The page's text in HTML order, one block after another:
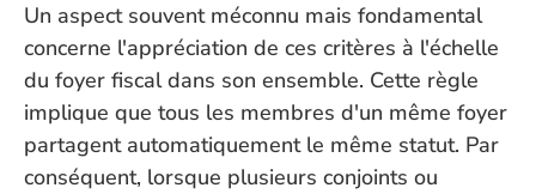
Un aspect souvent méconnu mais fondamental
concerne l'appréciation de ces critères à l'échelle
du foyer fiscal dans son ensemble. Cette règle
implique que tous les membres d'un même foyer
partagent automatiquement le même statut. Par
conséquent, lorsque plusieurs conjoints ou